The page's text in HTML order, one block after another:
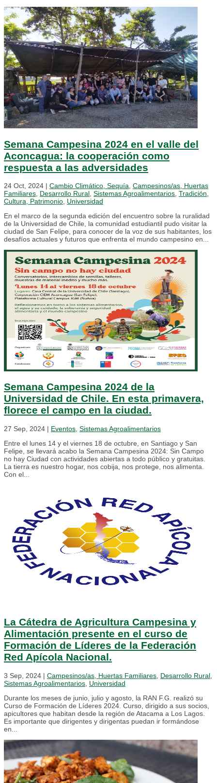
Semana Campesina 2024 en el valle del
Aconcagua: la cooperación como
respuesta a las adversidades
24 Oct, 2024 | Cambio Climático, Sequía Campesinos/as, Huertas
Familiares Desarrollo Rural Sistemas Agroalimentarios Tradición,
Cultura, Patrimonio Universidad
En el marco de la segunda edición del encuentro sobre la ruralidad
de la Universidad de Chile, la comunidad estudiantil pudo visitar la
ciudad de San Felipe, para conocer de la voz de sus habitantes, los
desafíos actuales y futuros que enfrenta el mundo campesino en...
Semana Campesina 2024 de la
Universidad de Chile. En esta primavera,
florece el campo en la ciudad.
27 Sep, 2024 | Eventos Sistemas Agroalimentarios
Entre el lunes 14 y el viernes 18 de octubre, en Santiago y San
Felipe, se llevará acabo la Semana Campesina 2024: Sin Campo
no hay Ciudad con actividades abiertas a todo público y gratuitas.
La tierra es nuestro hogar, nos cobija, nos protege, nos alimenta.
Con el...
La Cátedra de Agricultura Campesina y
Alimentación presente en el curso de
Formación de Líderes de la Federación
Red Apícola Nacional.
3 Sep, 2024 | Campesinos/as, Huertas Familiares Desarrollo Rural
Sistemas Agroalimentarios Universidad
Durante los meses de junio, julio y agosto, la RAN F.G. realizó su
Curso de Formación de Líderes 2024. Curso, dirigido a sus socios,
apicultores que habitan desde la región de Atacama a Los Lagos.
Es importante que dirigentes y dirigentas puedan ir formándose
en...